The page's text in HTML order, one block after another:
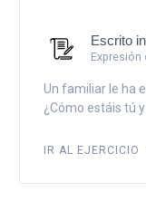
Escrito
Expresión
Un familiar le ha
¿Cómo estáis tú y
IR AL EJERCICIO